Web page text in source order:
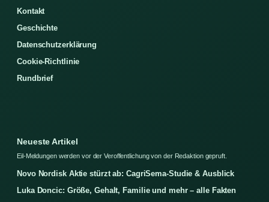
Kontakt
Geschichte
Datenschutzerklärung
Cookie-Richtlinie
Rundbrief
Neueste Artikel
Eil-Meldungen werden vor der Veroffentlichung von der Redaktion gepruft.
Novo Nordisk Aktie stürzt ab: CagriSema-Studie & Ausblick
Luka Doncic: Größe, Gehalt, Familie und mehr – alle Fakten